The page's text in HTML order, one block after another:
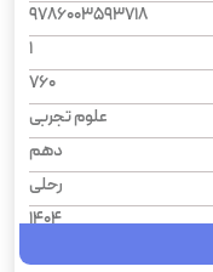
9786003593718
1
760
علوم تجربی
دهم
رحلی
1404